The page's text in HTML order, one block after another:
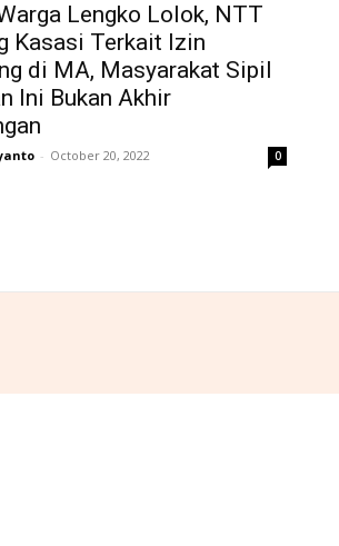
Lengko Lolok, NTT
Kasasi Terkait Izin
di MA, Masyarakat Sipil
Ini Bukan Akhir
- October 20, 2022 0